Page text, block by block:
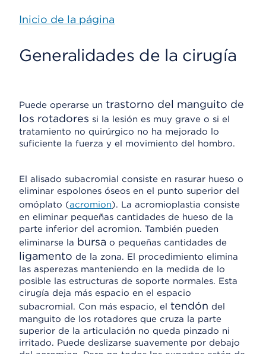
Inicio de la página
Generalidades de la cirugía
Puede operarse un trastorno del manguito de
los rotadores si la lesión es muy grave o si el
tratamiento no quirúrgico no ha mejorado lo
suficiente la fuerza y el movimiento del hombro.
El alisado subacromial consiste en rasurar hueso o
eliminar espolones óseos en el punto superior del
omóplato (acromion). La acromioplastia consiste
en eliminar pequeñas cantidades de hueso de la
parte inferior del acromion. También pueden
eliminarse la bursa o pequeñas cantidades de
ligamento de la zona. El procedimiento elimina
las asperezas manteniendo en la medida de lo
posible las estructuras de soporte normales. Esta
cirugía deja más espacio en el espacio
subacromial. Con más espacio, el tendón del
manguito de los rotadores que cruza la parte
superior de la articulación no queda pinzado ni
irritado. Puede deslizarse suavemente por debajo